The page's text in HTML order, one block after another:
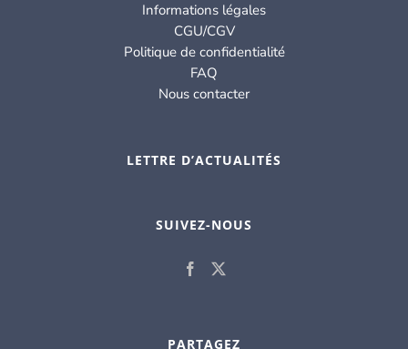
Informations légales
CGU/CGV
Politique de confidentialité
FAQ
Nous contacter
LETTRE D’ACTUALITÉS
SUIVEZ-NOUS
PARTAGEZ